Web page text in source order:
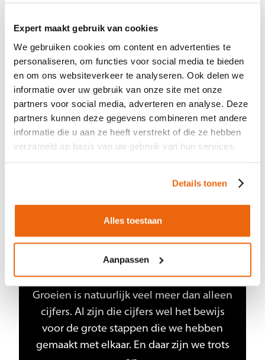
Expert maakt gebruik van cookies
We gebruiken cookies om content en advertenties te
personaliseren, om functies voor social media te bieden
en om ons websiteverkeer te analyseren. Ook delen we
informatie over uw gebruik van onze site met onze
partners voor social media, adverteren en analyse. Deze
partners kunnen deze gegevens combineren met andere
informatie die u aan ze heeft verstrekt of die ze hebben
verzameld op basis van uw gebruik van hun services.
Details tonen
Alles toestaan
Aanpassen
WAAR WE TROTS
OP ZIJN
Groeien is natuurlijk veel meer dan alleen
cijfers. Al zijn die cijfers wel het bewijs
voor de grote stappen die we hebben
gemaakt met elkaar. En daar zijn we trots